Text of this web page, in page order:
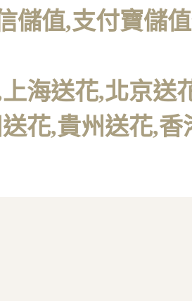
儲值,支付寶儲
海送花,北京送
花,貴州送花,